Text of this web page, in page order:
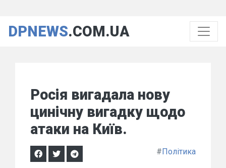
DPNEWS.COM.UA
Росія вигадала нову
цинічну вигадку щодо
атаки на Київ.
#Політика